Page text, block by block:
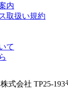
内
取扱い規約
て
式会社 TP25-193